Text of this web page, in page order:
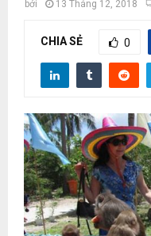
bởi 13 Tháng 12, 2018
CHIA SẺ 0